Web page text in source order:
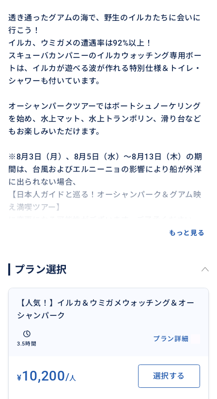
透き通ったグアムの海で、野生のイルカたちに会いに
行こう！
イルカ、ウミガメの遭遇率は92%以上！
スキューバカンパニーのイルカウォッチング専用ボー
トは、イルカが遊べる波が作れる特別仕様＆トイレ・
シャワーも付いています。
オーシャンパークツアーではボートシュノーケリング
を始め、水上マット、水上トランポリン、滑り台など
もお楽しみいただけます。
※8月3日（月）、8月5日（水）～8月13日（木）の期
間は、台風およびエルニーニョの影響により船が外洋
に出られない場合、
【日本人ガイドと巡る！オーシャンパーク＆グアム映
え満喫ツアー】
ng-tour
おすすめ
もっと見る
プラン選択
【人気！】イルカ＆ウミガメウォッチング＆オー
シャンパーク
3.5時間
プラン詳細
¥10,200/人 選択する